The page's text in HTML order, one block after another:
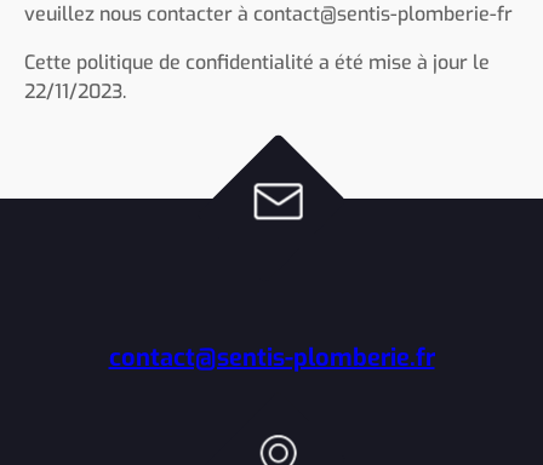
veuillez nous contacter à contact@sentis-plomberie-fr
Cette politique de confidentialité a été mise à jour le
22/11/2023.
contact@sentis-plomberie.fr